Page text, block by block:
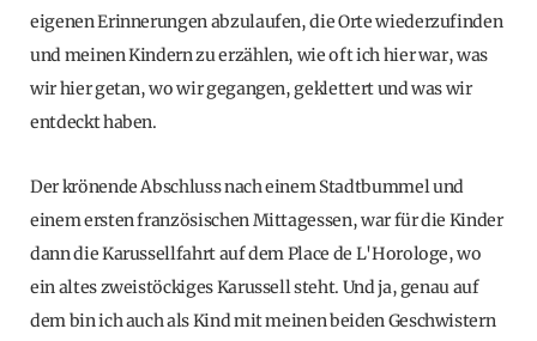
eigenen Erinnerungen abzulaufen, die Orte wiederzufinden
und meinen Kindern zu erzählen, wie oft ich hier war, was
wir hier getan, wo wir gegangen, geklettert und was wir
entdeckt haben.
Der krönende Abschluss nach einem Stadtbummel und
einem ersten französischen Mittagessen, war für die Kinder
dann die Karussellfahrt auf dem Place de L'Horologe, wo
ein altes zweistöckiges Karussell steht. Und ja, genau auf
dem bin ich auch als Kind mit meinen beiden Geschwistern